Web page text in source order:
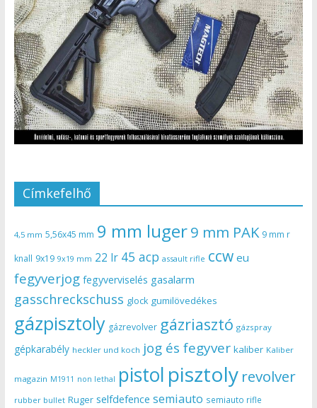
Címkefelhő
4,5 mm 5,56x45 mm 9 mm luger9 mm PAK 9 mm r
knall 9x19 9x19 mm 22 lr 45 acp assault rifle ccw eu
fegyverjog fegyverviselés gasalarm
gasschreckschuss glock gumilövedékes
gázpisztoly gázrevolver gázriasztó gázspray
gépkarabély heckler und koch jog és fegyver kaliber Kaliber
magazin M1911 non lethal pistol pisztoly revolver
rubber bullet Ruger selfdefence semiauto semiauto rifle